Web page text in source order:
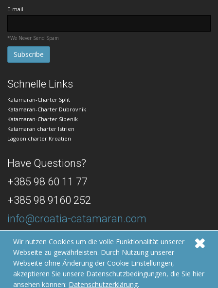
E-mail
*We Never Send Spam
Schnelle Links
Katamaran-Charter Split
Katamaran-Charter Dubrovnik
Katamaran-Charter Sibenik
Katamaran charter Istrien
Lagoon charter Kroatien
Have Questions?
+385 98 60 11 77
+385 98 9160 252
info@croatia-catamaran.com
© 2026 Croatia Catamaran
Developed by:Izrada web stranica | GOIGO
Wir nutzen Cookies um die volle Funktionalität unserer
Webseite zu gewährleisten. Durch Nutzung unserer
Webseite ohne Änderung der Cookie Einstellungen,
akzeptieren Sie unsere Datenschutzbedingungen, die Sie hier
ansehen können: Datenschutzerklärung.